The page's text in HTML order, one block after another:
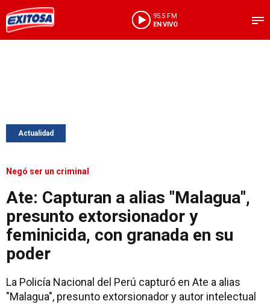
95.5 FM
EN VIVO
Actualidad
Negó ser un criminal
Ate: Capturan a alias "Malagua",
presunto extorsionador y
feminicida, con granada en su
poder
La Policía Nacional del Perú capturó en Ate a alias
"Malagua", presunto extorsionador y autor intelectual